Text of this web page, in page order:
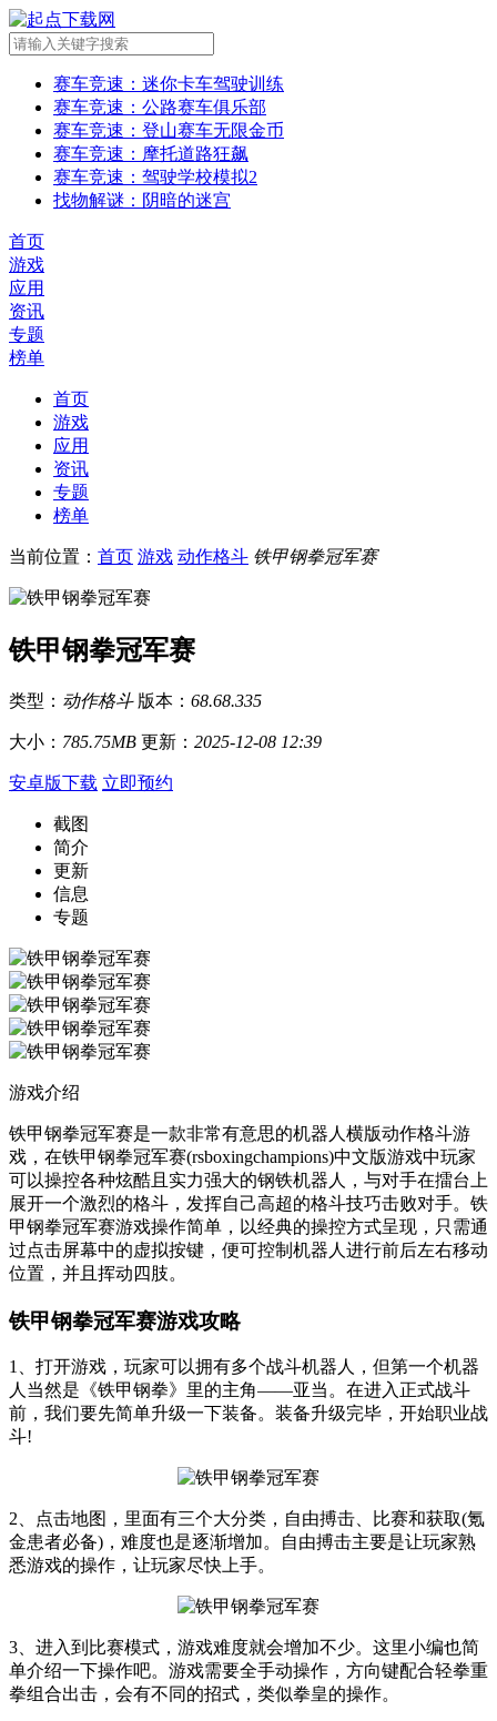
赛车竞速 ：迷你卡车驾驶训练
赛车竞速 ：公路赛车俱乐部
赛车竞速 ：登山赛车无限金币
赛车竞速 ：摩托道路狂飙
赛车竞速 ：驾驶学校模拟2
找物解谜 ：阴暗的迷宫
首页
游戏
应用
资讯
专题
榜单
首页
游戏
应用
资讯
专题
榜单
当前位置： 首页 游戏 动作格斗 铁甲钢拳冠军赛
铁甲钢拳冠军赛
类型： 动作格斗 版本： 68.68.335
大小： 785.75MB 更新： 2025-12-08 12:39
安卓版下载 立即预约
截图
简介
更新
信息
专题
游戏介绍
铁甲钢拳冠军赛是一款非常有意思的机器人横版动作格斗游
戏，在铁甲钢拳冠军赛(rsboxingchampions)中文版游戏中玩家
可以操控各种炫酷且实力强大的钢铁机器人，与对手在擂台上
展开一个激烈的格斗，发挥自己高超的格斗技巧击败对手。铁
甲钢拳冠军赛游戏操作简单，以经典的操控方式呈现，只需通
过点击屏幕中的虚拟按键，便可控制机器人进行前后左右移动
位置，并且挥动四肢。
铁甲钢拳冠军赛游戏攻略
1、打开游戏，玩家可以拥有多个战斗机器人，但第一个机器
人当然是《铁甲钢拳》里的主角——亚当。在进入正式战斗
前，我们要先简单升级一下装备。装备升级完毕，开始职业战
斗!
2、点击地图，里面有三个大分类，自由搏击、比赛和获取(氪
金患者必备)，难度也是逐渐增加。自由搏击主要是让玩家熟
悉游戏的操作，让玩家尽快上手。
3、进入到比赛模式，游戏难度就会增加不少。这里小编也简
单介绍一下操作吧。游戏需要全手动操作，方向键配合轻拳重
拳组合出击，会有不同的招式，类似拳皇的操作。